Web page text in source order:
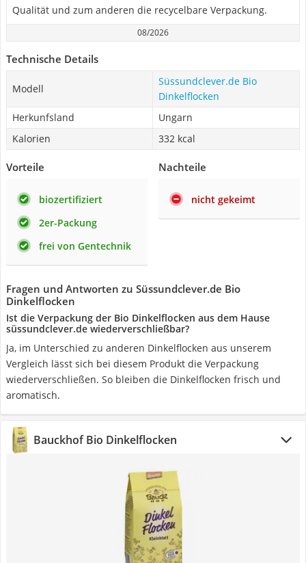
Qualität und zum anderen die recycelbare Verpackung.
08/2026
Technische Details
Modell
Süssundclever.de Bio
Dinkelflocken
Herkunfsland
Ungarn
Kalorien
332 kcal
Vorteile
biozertifiziert
2er-Packung
frei von Gentechnik
Nachteile
nicht gekeimt
Fragen und Antworten zu Süssundclever.de Bio
Dinkelflocken
Ist die Verpackung der Bio Dinkelflocken aus dem Hause
süssundclever.de wiederverschließbar?
Ja, im Unterschied zu anderen Dinkelflocken aus unserem
Vergleich lässt sich bei diesem Produkt die Verpackung
wiederverschließen. So bleiben die Dinkelflocken frisch und
aromatisch.
Bauckhof Bio Dinkelflocken